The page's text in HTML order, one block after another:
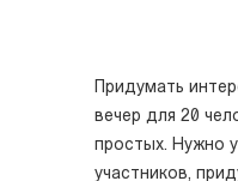
Придумать
вечер для 20
простых. Нужно
участников,